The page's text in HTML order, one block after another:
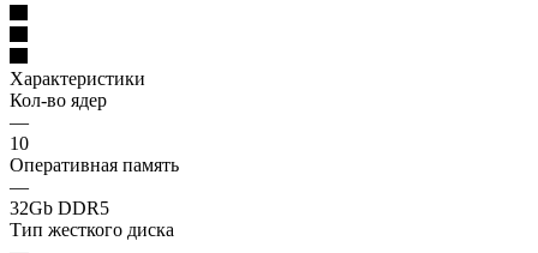
Характеристики
Кол-во ядер
—
10
Оперативная память
—
32Gb DDR5
Тип жесткого диска